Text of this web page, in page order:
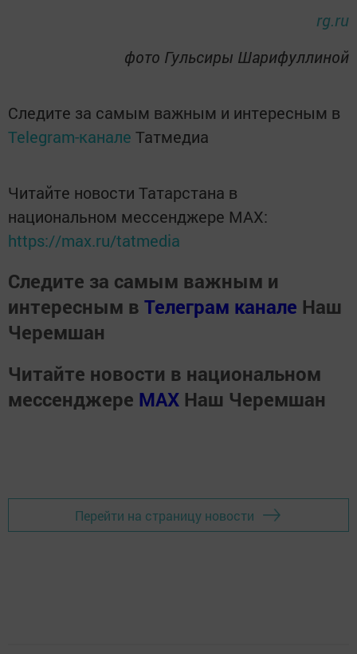
rg.ru
фото Гульсиры Шарифуллиной
Следите за самым важным и интересным в
Telegram-канале Татмедиа
Читайте новости Татарстана в
национальном мессенджере MАХ:
https://max.ru/tatmedia
Следите за самым важным и
интересным в Телеграм канале Наш
Черемшан
Читайте новости в национальном
мессенджере MАХ Наш Черемшан
Перейти на страницу новости